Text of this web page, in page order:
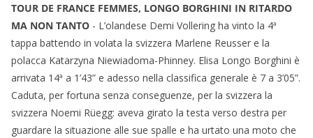
TOUR DE FRANCE FEMMES, LONGO BORGHINI IN RITARDO
MA NON TANTO - L’olandese Demi Vollering ha vinto la 4ª
tappa battendo in volata la svizzera Marlene Reusser e la
polacca Katarzyna Niewiadoma-Phinney. Elisa Longo Borghini è
arrivata 14ª a 1’43” e adesso nella classifica generale è 7 a 3’05”.
Caduta, per fortuna senza conseguenze, per la svizzera la
svizzera Noemi Rüegg: aveva girato la testa verso destra per
guardare la situazione alle sue spalle e ha urtato una moto che